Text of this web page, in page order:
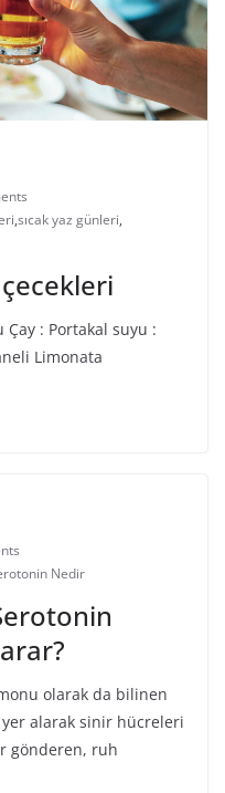
,sıcak yaz günleri,
: Portakal suyu :
Limonata
Nedir
olarak da bilinen
alarak sinir hücreleri
gönderen, ruh